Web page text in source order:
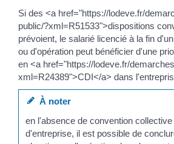
Si des <a href="https://lodeve.fr/
public/?xml=R51533">dispositions
prévoient, le salarié licencié à la fin
ou d'opération peut bénéficier d'une
en <a href="https://lodeve.fr/
xml=R24389">CDI</a> dans
À noter
en l'absence de convention
d'entreprise, il est possible de